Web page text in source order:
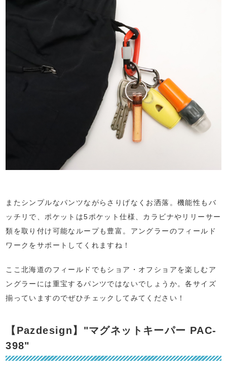
またシンプルなパンツながらさりげなくお洒落。機能性もバ
ッチリで、ポケットは5ポケット仕様、カラビナやリリーサー
類を取り付け可能なループも豊富。アングラーのフィールド
ワークをサポートしてくれますね！
ここ北海道のフィールドでもショア・オフショアを楽しむア
ングラーには重宝するパンツではないでしょうか。各サイズ
揃っていますのでぜひチェックしてみてください！
【Pazdesign】"マグネットキーパー PAC-
398"